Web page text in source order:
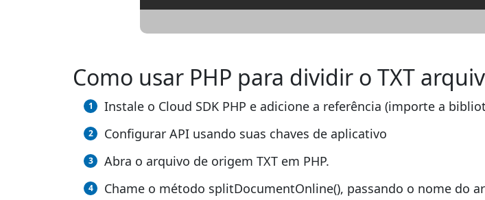
Como usar PHP para dividir o TXT
Instale o Cloud SDK PHP e adicione a referência (importe a
Configurar API usando suas chaves de aplicativo
Abra o arquivo de origem TXT em PHP.
Chame o método splitDocumentOnline(), passando o nome do